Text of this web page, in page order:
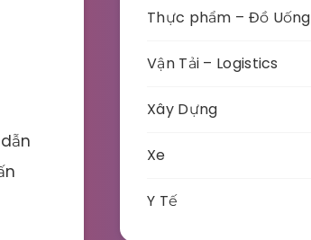
Thực phẩm – Đồ Uống
Vận Tải – Logistics
Xây Dựng
Xe
Y Tế